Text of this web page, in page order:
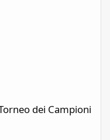
dei Campioni